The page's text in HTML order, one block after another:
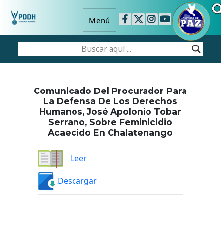
Menú
Comunicado Del Procurador Para
La Defensa De Los Derechos
Humanos, José Apolonio Tobar
Serrano, Sobre Feminicidio
Acaecido En Chalatenango
Leer
Descargar